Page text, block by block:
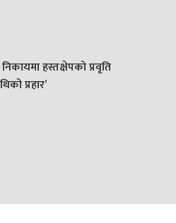
हस्तक्षेपको प्रवृति
प्रहार’